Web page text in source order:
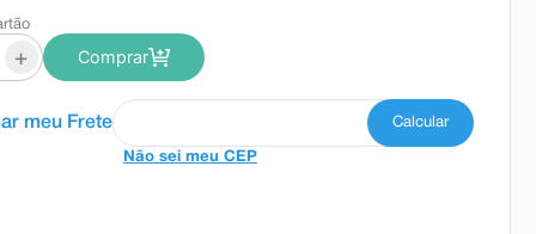
+ Comprar
Não sei meu CEP